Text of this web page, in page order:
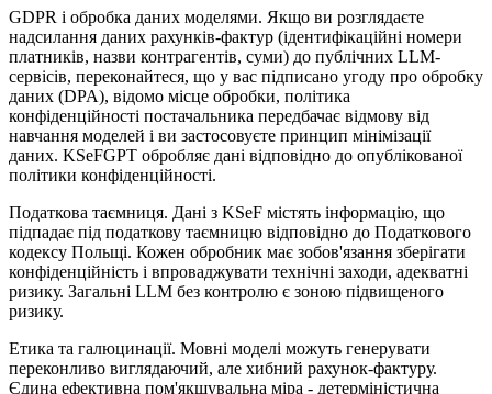
GDPR і обробка даних моделями. Якщо ви розглядаєте
надсилання даних рахунків-фактур (ідентифікаційні номери
платників, назви контрагентів, суми) до публічних LLM-
сервісів, переконайтеся, що у вас підписано угоду про обробку
даних (DPA), відомо місце обробки, політика
конфіденційності постачальника передбачає відмову від
навчання моделей і ви застосовуєте принцип мінімізації
даних. KSeFGPT обробляє дані відповідно до опублікованої
політики конфіденційності.
Податкова таємниця. Дані з KSeF містять інформацію, що
підпадає під податкову таємницю відповідно до Податкового
кодексу Польщі. Кожен обробник має зобов'язання зберігати
конфіденційність і впроваджувати технічні заходи, адекватні
ризику. Загальні LLM без контролю є зоною підвищеного
ризику.
Етика та галюцинації. Мовні моделі можуть генерувати
переконливо виглядаючий, але хибний рахунок-фактуру.
Єдина ефективна пом'якшувальна міра - детерміністична